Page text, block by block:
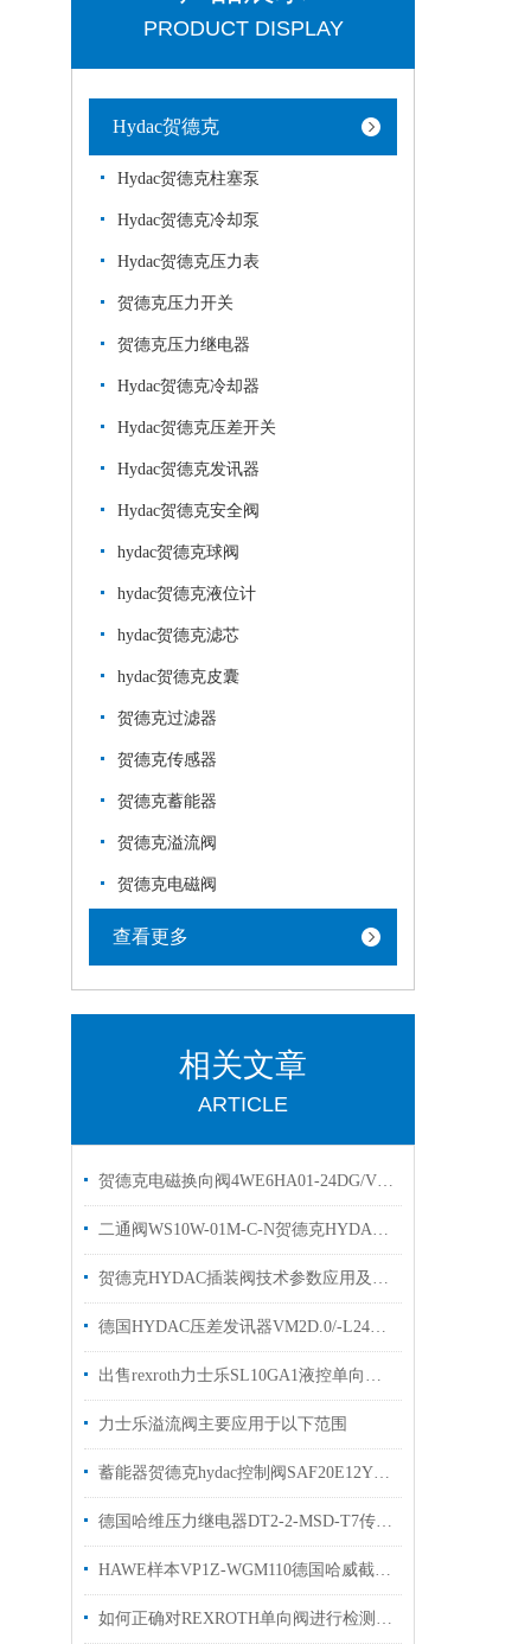
PRODUCT DISPLAY
Hydac贺德克
Hydac贺德克柱塞泵
Hydac贺德克冷却泵
Hydac贺德克压力表
贺德克压力开关
贺德克压力继电器
Hydac贺德克冷却器
Hydac贺德克压差开关
Hydac贺德克发讯器
Hydac贺德克安全阀
hydac贺德克球阀
hydac贺德克液位计
hydac贺德克滤芯
hydac贺德克皮囊
贺德克过滤器
贺德克传感器
贺德克蓄能器
贺德克溢流阀
贺德克电磁阀
查看更多
相关文章
ARTICLE
贺德克电磁换向阀4WE6HA01-24DG/Vhydac
二通阀WS10W-01M-C-N贺德克HYDAC换向阀有库存
贺德克HYDAC插装阀技术参数应用及特点
德国HYDAC压差发讯器VM2D.0/-L24现货库存贺德克样本
出售rexroth力士乐SL10GA1液控单向阀R900483370
力士乐溢流阀主要应用于以下范围
蓄能器贺德克hydac控制阀SAF20E12Y1N330A优势出售
德国哈维压力继电器DT2-2-MSD-T7传感器直销
HAWE样本VP1Z-WGM110德国哈威截止换向阀现货供应
如何正确对REXROTH单向阀进行检测和维修